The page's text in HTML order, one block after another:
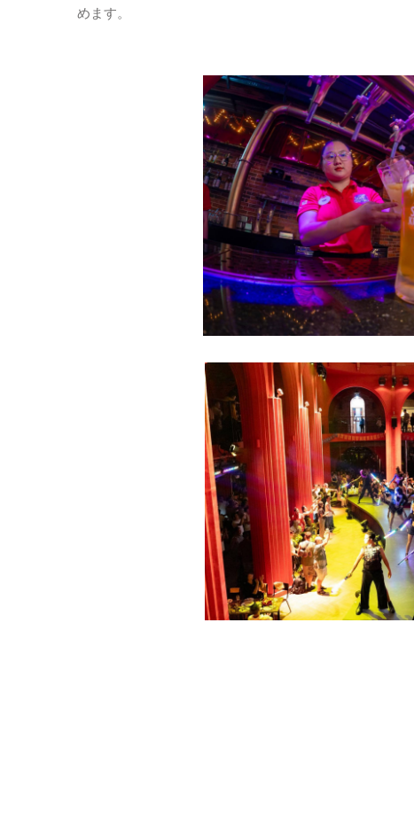
めます。